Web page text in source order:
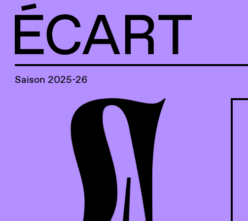
Accueil
Saison 2025-26